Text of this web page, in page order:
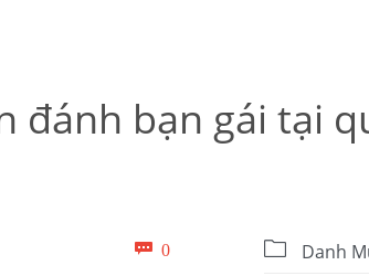
đánh bạn gái tại
 0Bình
 Danh